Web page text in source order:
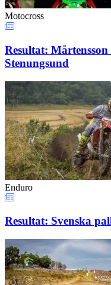
Motocross
Resultat:
Stenungsund
Enduro
Resultat: Svenska